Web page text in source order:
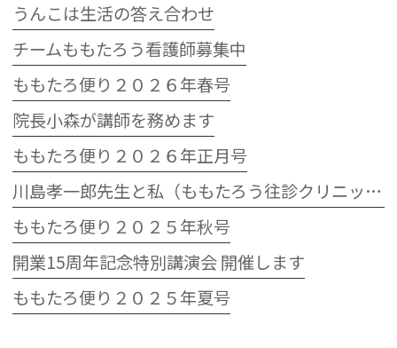
うんこは生活の答え合わせ
チームももたろう看護師募集中
ももたろ便り２０２６年春号
院長小森が講師を務めます
ももたろ便り２０２６年正月号
川島孝一郎先生と私（ももたろう往診クリニック開院15周年記念特別講演会）
ももたろ便り２０２５年秋号
開業15周年記念特別講演会 開催します
ももたろ便り２０２５年夏号